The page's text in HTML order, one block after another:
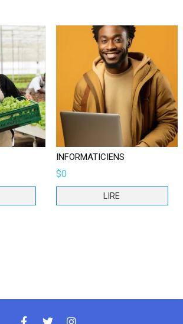
INFORMATICIENS
$0
LIRE
facebook
twitterinstagram